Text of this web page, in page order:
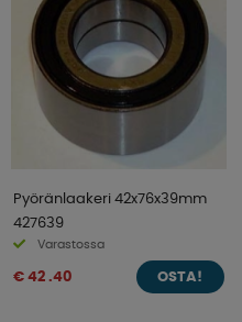
Pyöränlaakeri 42x76x39mm
427639
Varastossa
€ 42 .40 OSTA!